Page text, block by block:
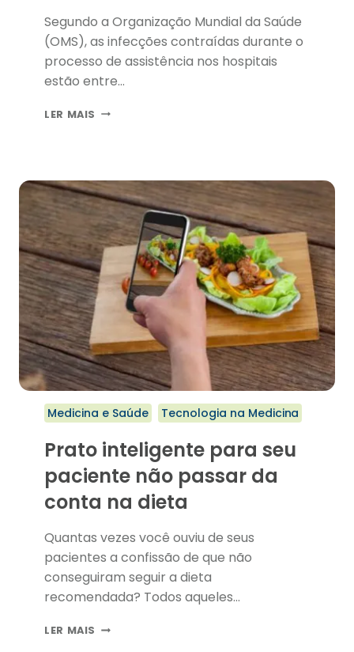
Segundo a Organização Mundial da Saúde
(OMS), as infecções contraídas durante o
processo de assistência nos hospitais
estão entre…
LER MAIS TECNOLOGIA
EM
HOSPITAIS
E
LABORATÓRIOS
Medicina e Saúde Tecnologia na Medicina
Prato inteligente para seu
paciente não passar da
conta na dieta
Quantas vezes você ouviu de seus
pacientes a confissão de que não
conseguiram seguir a dieta
recomendada? Todos aqueles…
LER MAIS PRATO